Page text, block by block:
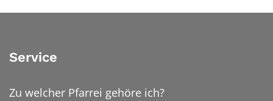
Service
Zu welcher Pfarrei gehöre ich?